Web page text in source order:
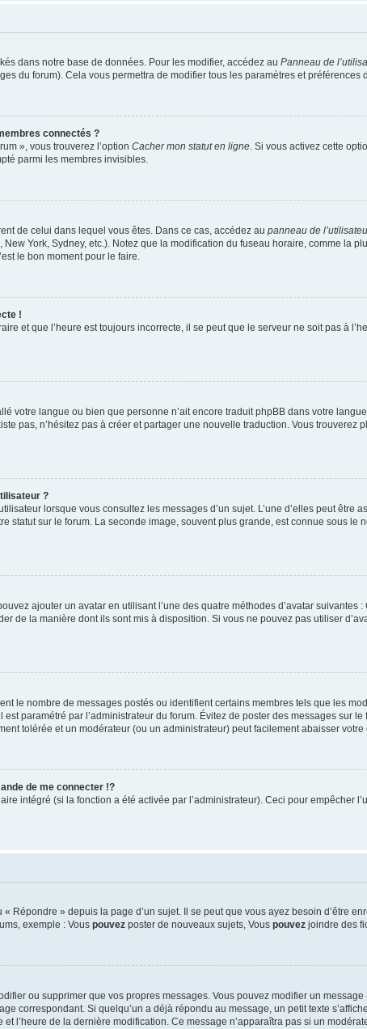
dans notre base de données. Pour les modifier, accédez au Panneau de
du forum). Cela vous permettra de modifier tous les paramètres et préférences
connectés ?
», vous trouverez l’option Cacher mon statut en ligne. Si vous activez cette
parmi les membres invisibles.
de celui dans lequel vous êtes. Dans ce cas, accédez au panneau de
York, Sydney, etc.). Notez que la modification du fuseau horaire, comme la
le bon moment pour le faire.
!
et que l’heure est toujours incorrecte, il se peut que le serveur ne soit pas à
votre langue ou bien que personne n’ait encore traduit phpBB dans votre
pas, n’hésitez pas à créer et partager une nouvelle traduction. Vous trouverez
?
lorsque vous consultez les messages d’un sujet. L’une d’elles peut être
statut sur le forum. La seconde image, souvent plus grande, est connue sous le
ajouter un avatar en utilisant l’une des quatre méthodes d’avatar suivantes
de la manière dont ils sont mis à disposition. Si vous ne pouvez pas utiliser
le nombre de messages postés ou identifient certains membres tels que les
paramétré par l’administrateur du forum. Évitez de poster des messages sur
tolérée et un modérateur (ou un administrateur) peut facilement abaisser
de me connecter !?
intégré (si la fonction a été activée par l’administrateur). Ceci pour empêcher
Répondre » depuis la page d’un sujet. Il se peut que vous ayez besoin d’être
exemple : Vous pouvez poster de nouveaux sujets, Vous pouvez joindre des
ou supprimer que vos propres messages. Vous pouvez modifier un
correspondant. Si quelqu’un a déjà répondu au message, un petit texte
l’heure de la dernière modification. Ce message n’apparaîtra pas si un